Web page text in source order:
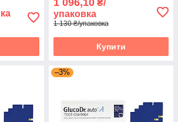
1 096,10 ₴/
упаковка
1 130 ₴/упаковка
Купити
–3%